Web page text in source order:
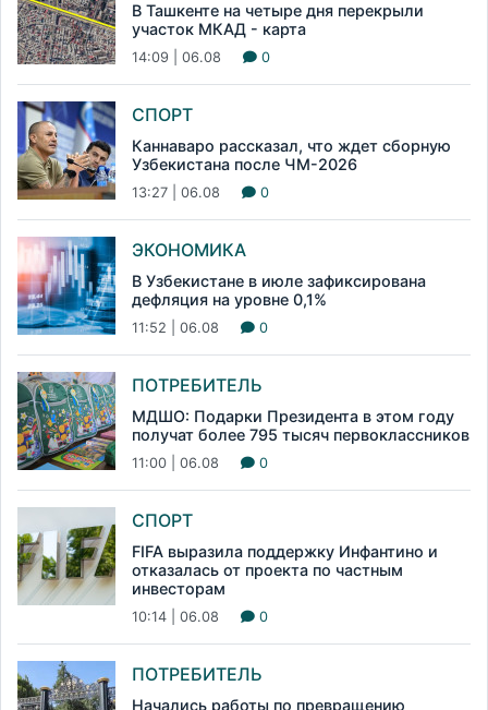
В Ташкенте на четыре дня перекрыли
участок МКАД - карта
14:09 | 06.08 0
СПОРТ
Каннаваро рассказал, что ждет сборную
Узбекистана после ЧМ-2026
13:27 | 06.08 0
ЭКОНОМИКА
В Узбекистане в июле зафиксирована
дефляция на уровне 0,1%
11:52 | 06.08 0
ПОТРЕБИТЕЛЬ
МДШО: Подарки Президента в этом году
получат более 795 тысяч первоклассников
11:00 | 06.08 0
СПОРТ
FIFA выразила поддержку Инфантино и
отказалась от проекта по частным
инвесторам
10:14 | 06.08 0
ПОТРЕБИТЕЛЬ
Начались работы по превращению